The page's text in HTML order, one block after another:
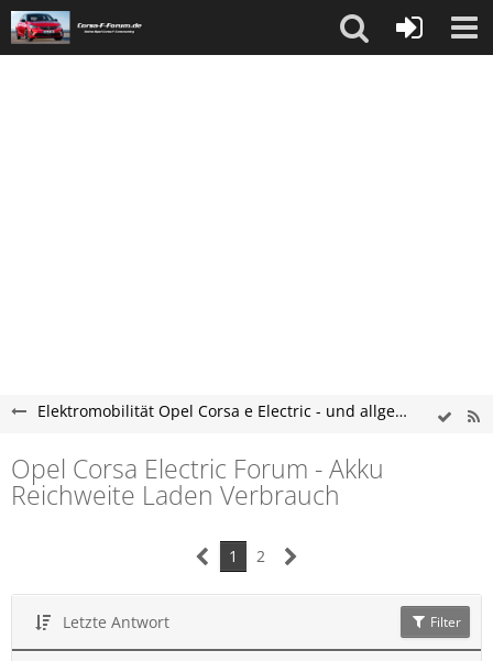
Elektromobilität Opel Corsa e Electric - und allgemeine Elektroauto Themen
Opel Corsa Electric Forum - Akku
Reichweite Laden Verbrauch
1 2
Letzte Antwort Filter